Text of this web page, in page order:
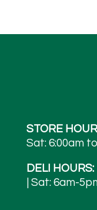
STORE
Sat: 6:00am
DELI HOURS:
| Sat: 6am-